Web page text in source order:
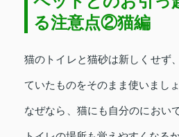
る注意点②猫編
猫のトイレと猫砂は新しくせず
ていたものをそのまま使いましょ
なぜなら、猫にも自分のにおい